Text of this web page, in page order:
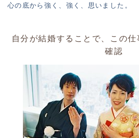
心の底から強く、強く、思いました。
自分が結婚することで、この
確認